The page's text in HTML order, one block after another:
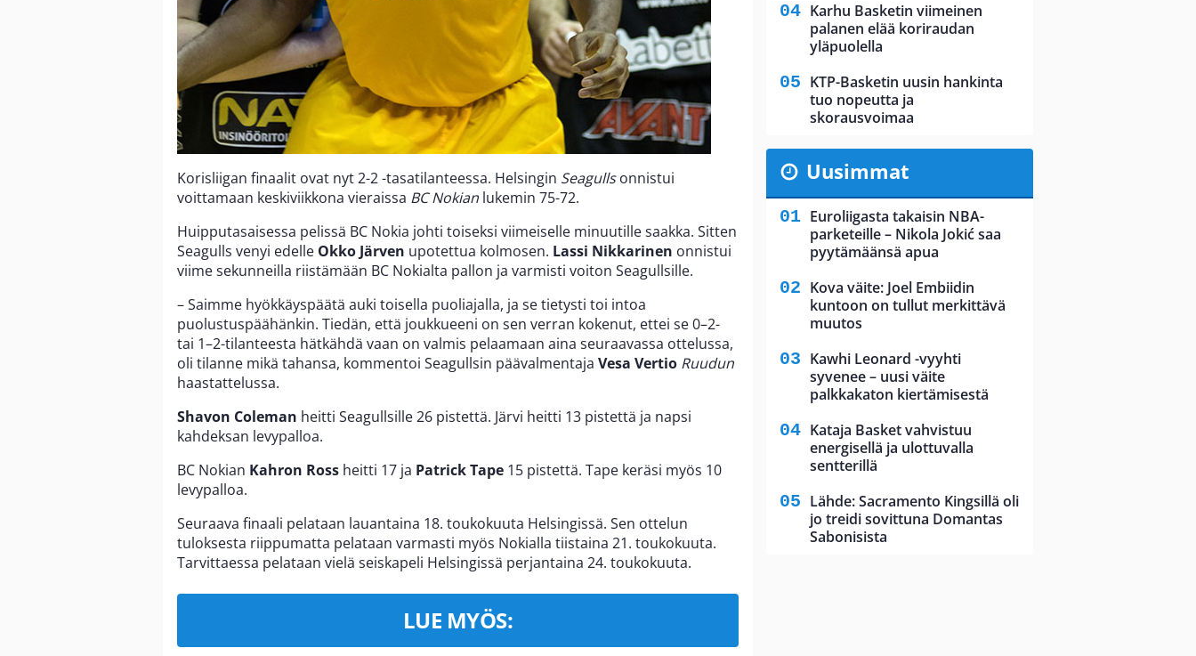
Korisliigan finaalit ovat nyt 2-2 -tasatilanteessa. Helsingin Seagullsonnistui
voittamaan keskiviikkona vieraissa BC Nokian lukemin 75-72.
Huipputasaisessa pelissä BC Nokia johti toiseksi viimeiselle minuutille saakka. Sitten
Seagulls venyi edelle Okko Järven upotettua kolmosen. Lassi Nikkarinen onnistui
viime sekunneilla riistämään BC Nokialta pallon ja varmisti voiton Seagullsille.
– Saimme hyökkäyspäätä auki toisella puoliajalla, ja se tietysti toi intoa
puolustuspäähänkin. Tiedän, että joukkueeni on sen verran kokenut, ettei se 0–2-
tai 1–2-tilanteesta hätkähdä vaan on valmis pelaamaan aina seuraavassa ottelussa,
oli tilanne mikä tahansa, kommentoi Seagullsin päävalmentaja Vesa Vertio Ruudun
haastattelussa.
Shavon Coleman heitti Seagullsille 26 pistettä. Järvi heitti 13 pistettä ja napsi
kahdeksan levypalloa.
BC Nokian Kahron Ross heitti 17 ja Patrick Tape 15 pistettä. Tape keräsi myös 10
levypalloa.
Seuraava finaali pelataan lauantaina 18. toukokuuta Helsingissä. Sen ottelun
tuloksesta riippumatta pelataan varmasti myös Nokialla tiistaina 21. toukokuuta.
Tarvittaessa pelataan vielä seiskapeli Helsingissä perjantaina 24. toukokuuta.
LUE MYÖS:
Karhu Basketin viimeinen
palanen elää koriraudan
yläpuolella
KTP-Basketin uusin hankinta
tuo nopeutta ja
skorausvoimaa
Uusimmat
Euroliigasta takaisin NBA-
parketeille – Nikola Jokić saa
pyytämäänsä apua
Kova väite: Joel Embiidin
kuntoon on tullut merkittävä
muutos
Kawhi Leonard -vyyhti
syvenee – uusi väite
palkkakaton kiertämisestä
Kataja Basket vahvistuu
energisellä ja ulottuvalla
sentterillä
Lähde: Sacramento Kingsillä oli
jo treidi sovittuna Domantas
Sabonisista